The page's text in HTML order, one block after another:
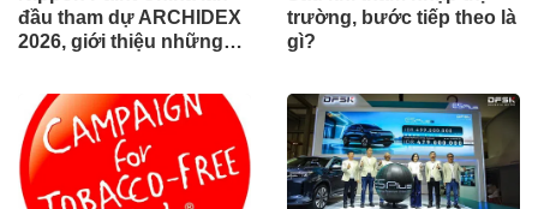
đầu tham dự ARCHIDEX
2026, giới thiệu những
công nghiệp
trường, bước tiếp theo là
gì?